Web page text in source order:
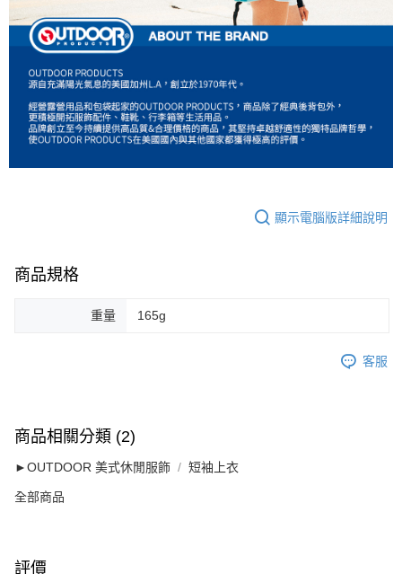
顯示電腦版詳細說明
商品規格
重量 165g
客服
商品相關分類 (2)
►OUTDOOR 美式休閒服飾 短袖上衣
全部商品
評價